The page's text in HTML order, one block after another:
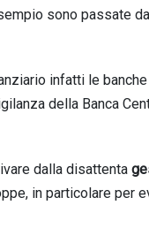
sono passate
infatti le
della Banca
dalla disattenta
in particolare per